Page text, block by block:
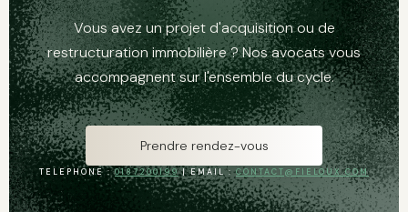
Vous avez un projet d'acquisition ou de
restructuration immobilière ? Nos avocats vous
accompagnent sur l'ensemble du cycle.
Prendre rendez-vous
TELEPHONE :0187200199| EMAIL :CONTACT@FIELOUX.COM